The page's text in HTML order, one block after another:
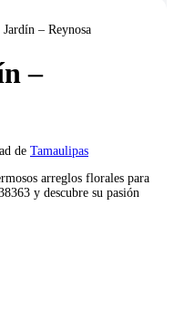
– Reynosa
–
de Tamaulipas
arreglos florales para
y descubre su pasión